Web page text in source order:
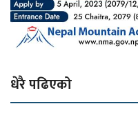
धेरै पढिएको